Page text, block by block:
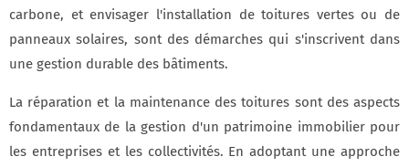
carbone, et envisager l'installation de toitures vertes ou de
panneaux solaires, sont des démarches qui s'inscrivent dans
une gestion durable des bâtiments.
La réparation et la maintenance des toitures sont des aspects
fondamentaux de la gestion d'un patrimoine immobilier pour
les entreprises et les collectivités. En adoptant une approche